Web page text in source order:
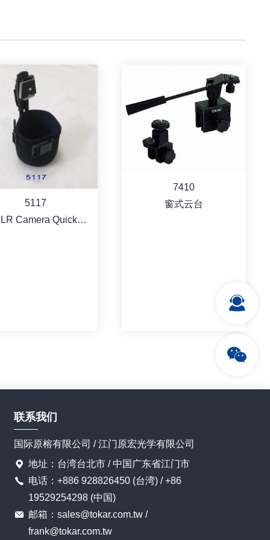
详情
5117
Camera Quick
详情
7410
窗式云台
联系我们
国际原榕有限公司 / 江门原宏光学有限公司
地址：台湾台北市 / 中国广东省江门市
电话：+886 928826450 (台湾) / +86
19529254298 (中国)
邮箱：sales@tokar.com.tw /
frank@tokar.com.tw